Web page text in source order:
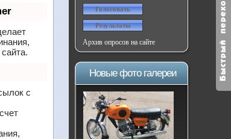
с
Архив опросов на сайте
Новые фото галереи